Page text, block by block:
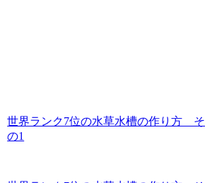
世界ランク7位の水草水槽の作り方 そ
の1